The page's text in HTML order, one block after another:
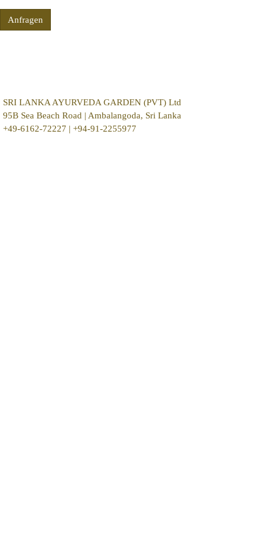
Anfragen
SRI LANKA AYURVEDA GARDEN (PVT) Ltd
95B Sea Beach Road | Ambalangoda, Sri Lanka
+49-6162-72227 | +94-91-2255977